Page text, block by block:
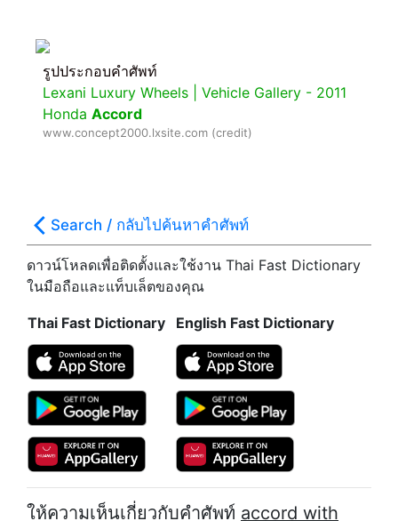
รูปประกอบคำศัพท์
Lexani Luxury Wheels | Vehicle Gallery - 2011
Honda Accord
www.concept2000.lxsite.com (credit)
Search / กลับไปค้นหาคำศัพท์
ดาวน์โหลดเพื่อติดตั้งและใช้งาน Thai Fast Dictionary
ในมือถือและแท็บเล็ตของคุณ
Thai Fast Dictionary English Fast Dictionary
ให้ความเห็นเกี่ยวกับคำศัพท์ accord with